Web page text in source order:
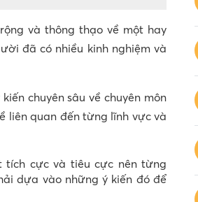
và thông thạo về một hay
đã có nhiều kinh nghiệm và
chuyên sâu về chuyên môn
liên quan đến từng lĩnh vực và
tích cực và tiêu cực nên từng
dựa vào những ý kiến đó để